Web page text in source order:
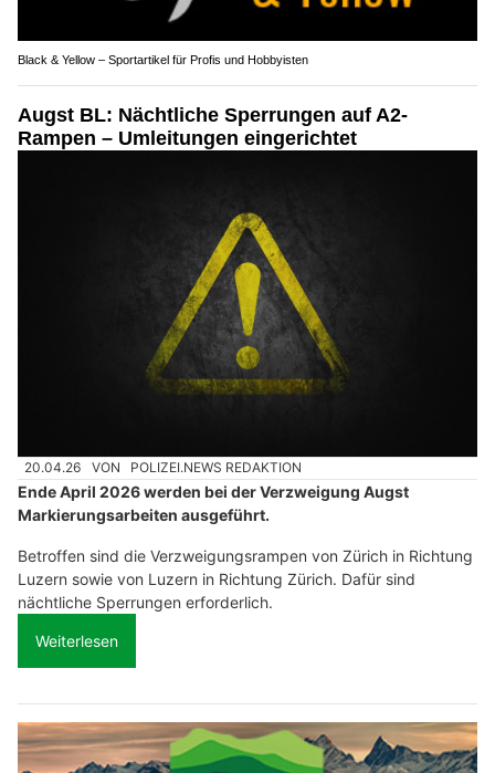
Black & Yellow – Sportartikel für Profis und Hobbyisten
Augst BL: Nächtliche Sperrungen auf A2-
Rampen – Umleitungen eingerichtet
20.04.26 VON POLIZEI.NEWS REDAKTION
Ende April 2026 werden bei der Verzweigung Augst
Markierungsarbeiten ausgeführt.
Betroffen sind die Verzweigungsrampen von Zürich in Richtung
Luzern sowie von Luzern in Richtung Zürich. Dafür sind
nächtliche Sperrungen erforderlich.
Weiterlesen